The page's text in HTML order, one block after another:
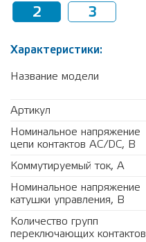
2 3
Характеристики:
Название модели
Артикул
Номинальное напряжение
цепи контактов AC/DC, В
Коммутируемый ток, А
Номинальное напряжение
катушки управления, В
Количество групп
переключающих контактов